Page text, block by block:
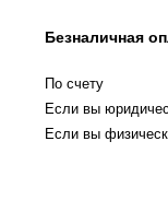
Безналичная
По счету
Если вы
Если вы